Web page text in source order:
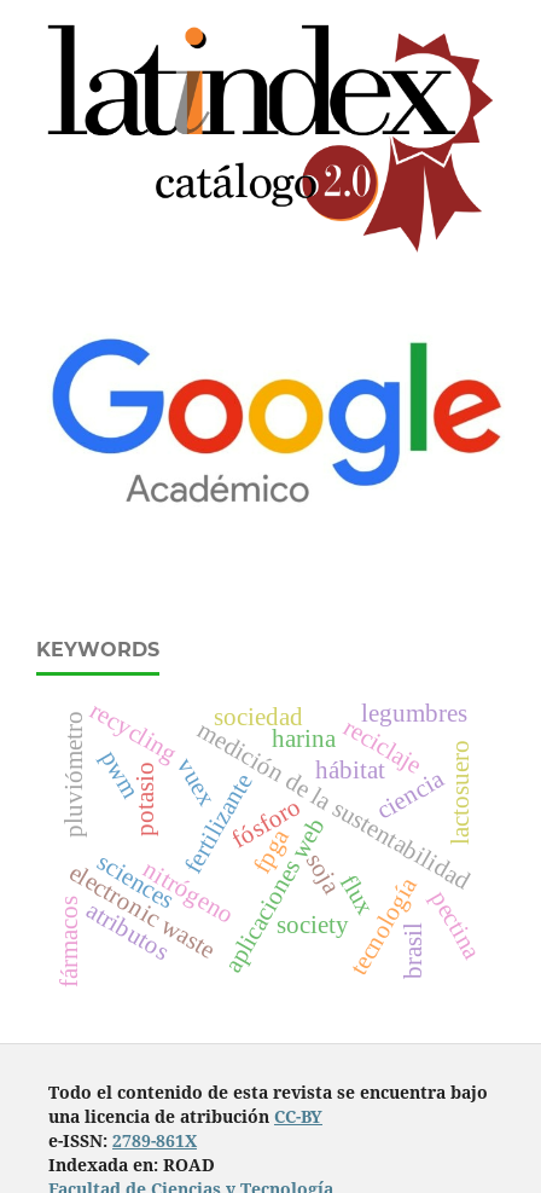
KEYWORDS
aplicaciones web
vuex
flux
medición de la sustentabilidad
hábitat
fertilizante
nitrógeno
fósforo
potasio
soja
reciclaje
ciencia
tecnología
sociedad
electronic waste
recycling
sciences
society
legumbres
harina
atributos
pluviómetro pwm
fpga
lactosuero
pectina
fármacos brasil
Todo el contenido de esta revista se encuentra bajo
una licencia de atribución CC-BY
e-ISSN: 2789-861X
Indexada en: ROAD